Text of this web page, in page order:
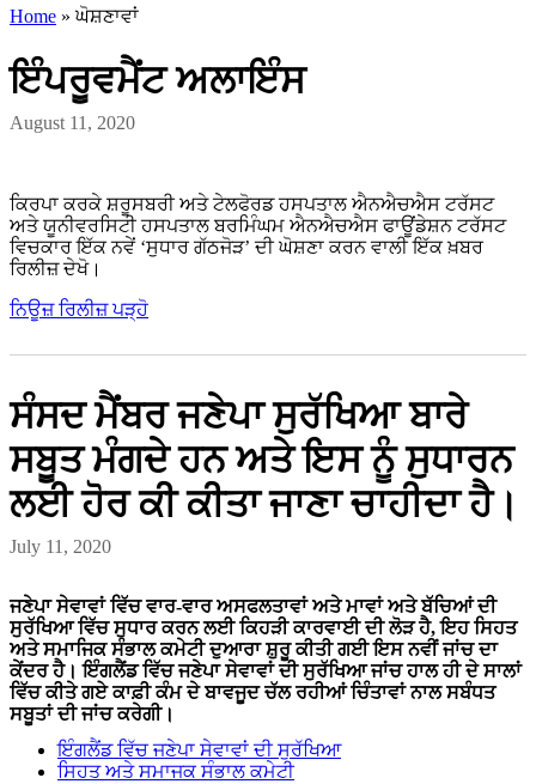
Home » ਘੋਸ਼ਣਾਵਾਂ
ਇੰਪਰੂਵਮੈਂਟ ਅਲਾਇੰਸ
August 11, 2020
ਕਿਰਪਾ ਕਰਕੇ ਸ਼ਰੂਸਬਰੀ ਅਤੇ ਟੇਲਫੋਰਡ ਹਸਪਤਾਲ ਐਨਐਚਐਸ ਟਰੱਸਟ
ਅਤੇ ਯੂਨੀਵਰਸਿਟੀ ਹਸਪਤਾਲ ਬਰਮਿੰਘਮ ਐਨਐਚਐਸ ਫਾਊਂਡੇਸ਼ਨ ਟਰੱਸਟ
ਵਿਚਕਾਰ ਇੱਕ ਨਵੇਂ ‘ਸੁਧਾਰ ਗੱਠਜੋੜ’ ਦੀ ਘੋਸ਼ਣਾ ਕਰਨ ਵਾਲੀ ਇੱਕ ਖ਼ਬਰ
ਰਿਲੀਜ਼ ਦੇਖੋ।
ਨਿਊਜ਼ ਰਿਲੀਜ਼ ਪੜ੍ਹੋ
ਸੰਸਦ ਮੈਂਬਰ ਜਣੇਪਾ ਸੁਰੱਖਿਆ ਬਾਰੇ
ਸਬੂਤ ਮੰਗਦੇ ਹਨ ਅਤੇ ਇਸ ਨੂੰ ਸੁਧਾਰਨ
ਲਈ ਹੋਰ ਕੀ ਕੀਤਾ ਜਾਣਾ ਚਾਹੀਦਾ ਹੈ।
July 11, 2020
ਜਣੇਪਾ ਸੇਵਾਵਾਂ ਵਿੱਚ ਵਾਰ-ਵਾਰ ਅਸਫਲਤਾਵਾਂ ਅਤੇ ਮਾਵਾਂ ਅਤੇ ਬੱਚਿਆਂ ਦੀ
ਸੁਰੱਖਿਆ ਵਿੱਚ ਸੁਧਾਰ ਕਰਨ ਲਈ ਕਿਹੜੀ ਕਾਰਵਾਈ ਦੀ ਲੋੜ ਹੈ, ਇਹ ਸਿਹਤ
ਅਤੇ ਸਮਾਜਿਕ ਸੰਭਾਲ ਕਮੇਟੀ ਦੁਆਰਾ ਸ਼ੁਰੂ ਕੀਤੀ ਗਈ ਇਸ ਨਵੀਂ ਜਾਂਚ ਦਾ
ਕੇਂਦਰ ਹੈ। ਇੰਗਲੈਂਡ ਵਿੱਚ ਜਣੇਪਾ ਸੇਵਾਵਾਂ ਦੀ ਸੁਰੱਖਿਆ ਜਾਂਚ ਹਾਲ ਹੀ ਦੇ ਸਾਲਾਂ
ਵਿੱਚ ਕੀਤੇ ਗਏ ਕਾਫ਼ੀ ਕੰਮ ਦੇ ਬਾਵਜੂਦ ਚੱਲ ਰਹੀਆਂ ਚਿੰਤਾਵਾਂ ਨਾਲ ਸਬੰਧਤ
ਸਬੂਤਾਂ ਦੀ ਜਾਂਚ ਕਰੇਗੀ।
ਇੰਗਲੈਂਡ ਵਿੱਚ ਜਣੇਪਾ ਸੇਵਾਵਾਂ ਦੀ ਸੁਰੱਖਿਆ
ਸਿਹਤ ਅਤੇ ਸਮਾਜਕ ਸੰਭਾਲ ਕਮੇਟੀ